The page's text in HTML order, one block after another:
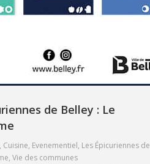
de Belley : Le
, Cuisine, Evenementiel, Les Épicuriennes de
, Vie des communes